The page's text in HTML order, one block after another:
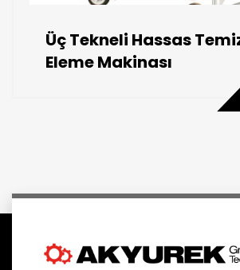
Üç Tekneli Hassas
Eleme Makinası